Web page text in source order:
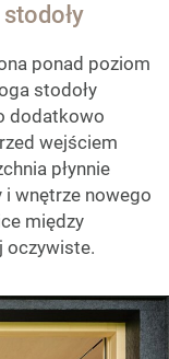
ponad poziom
stodoły
dodatkowo
wejściem
płynnie
i wnętrze nowego
między
oczywiste.